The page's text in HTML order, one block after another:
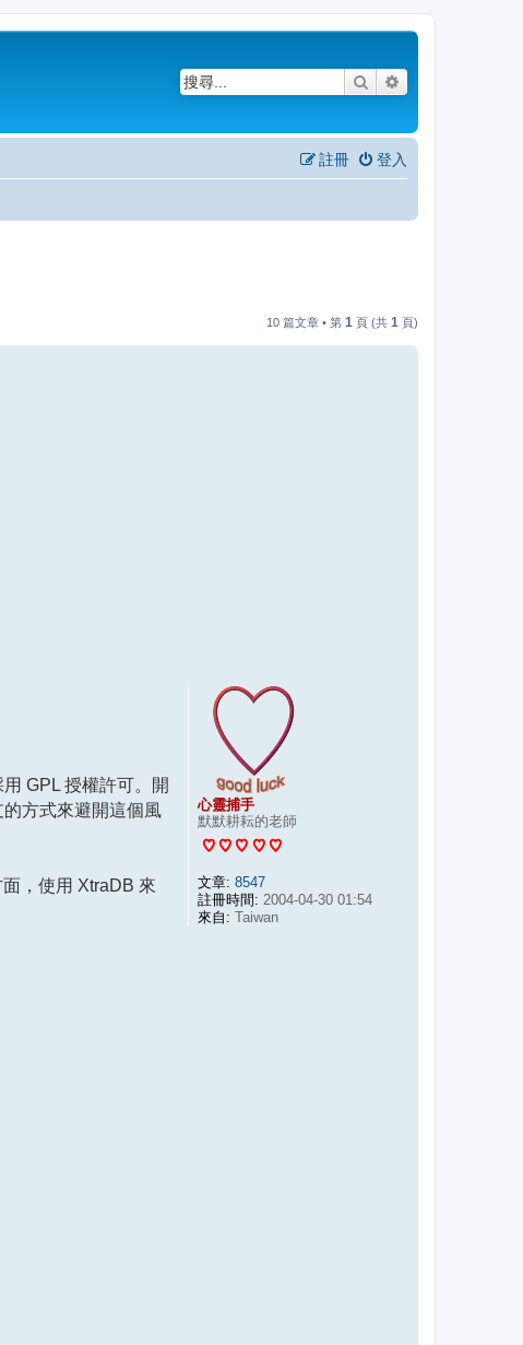
搜尋
登入
註冊
10 篇文章 • 第 1 頁 (共 1 頁)
心靈捕手
默默耕耘的老師
文章: 8547
註冊時間: 2004-04-30 01:54
來自: Taiwan
GPL 授權許可。開
方式來避開這個風
，使用 XtraDB 來